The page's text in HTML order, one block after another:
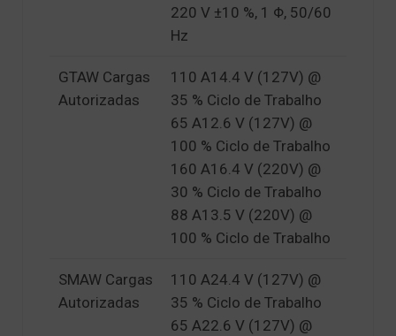
220 V ±10 %, 1 Φ, 50/60
Hz
GTAW Cargas
Autorizadas
110 A14.4 V (127V) @
35 % Ciclo de Trabalho
65 A12.6 V (127V) @
100 % Ciclo de Trabalho
160 A16.4 V (220V) @
30 % Ciclo de Trabalho
88 A13.5 V (220V) @
100 % Ciclo de Trabalho
SMAW Cargas
Autorizadas
110 A24.4 V (127V) @
35 % Ciclo de Trabalho
65 A22.6 V (127V) @